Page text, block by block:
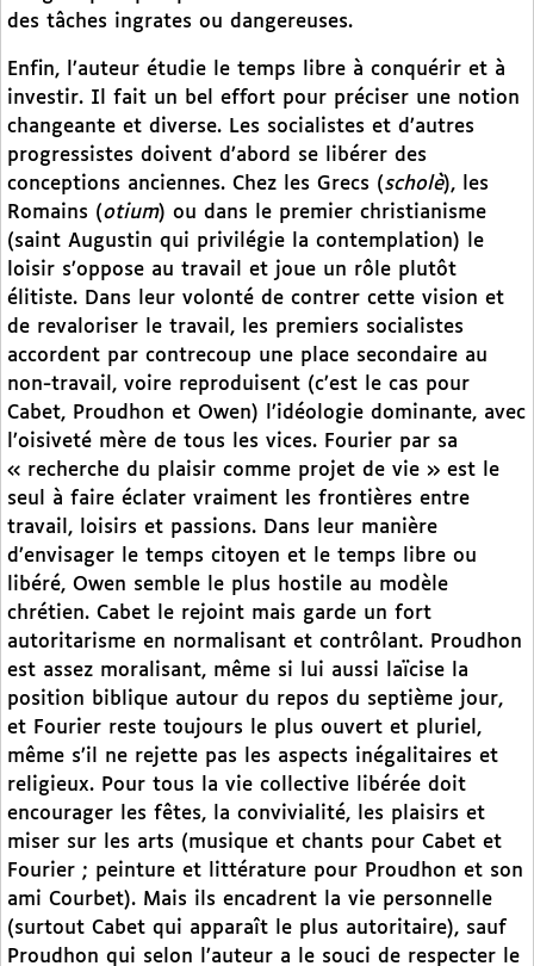
des tâches ingrates ou dangereuses.
Enfin, l’auteur étudie le temps libre à conquérir et à
investir. Il fait un bel effort pour préciser une notion
changeante et diverse. Les socialistes et d’autres
progressistes doivent d’abord se libérer des
conceptions anciennes. Chez les Grecs (scholè), les
Romains (otium) ou dans le premier christianisme
(saint Augustin qui privilégie la contemplation) le
loisir s’oppose au travail et joue un rôle plutôt
élitiste. Dans leur volonté de contrer cette vision et
de revaloriser le travail, les premiers socialistes
accordent par contrecoup une place secondaire au
non-travail, voire reproduisent (c’est le cas pour
Cabet, Proudhon et Owen) l’idéologie dominante, avec
l’oisiveté mère de tous les vices. Fourier par sa
« recherche du plaisir comme projet de vie » est le
seul à faire éclater vraiment les frontières entre
travail, loisirs et passions. Dans leur manière
d’envisager le temps citoyen et le temps libre ou
libéré, Owen semble le plus hostile au modèle
chrétien. Cabet le rejoint mais garde un fort
autoritarisme en normalisant et contrôlant. Proudhon
est assez moralisant, même si lui aussi laïcise la
position biblique autour du repos du septième jour,
et Fourier reste toujours le plus ouvert et pluriel,
même s’il ne rejette pas les aspects inégalitaires et
religieux. Pour tous la vie collective libérée doit
encourager les fêtes, la convivialité, les plaisirs et
miser sur les arts (musique et chants pour Cabet et
Fourier ; peinture et littérature pour Proudhon et son
ami Courbet). Mais ils encadrent la vie personnelle
(surtout Cabet qui apparaît le plus autoritaire), sauf
Proudhon qui selon l’auteur a le souci de respecter le